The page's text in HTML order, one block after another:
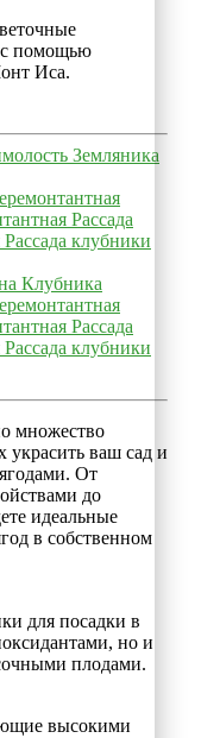
с помощью
Иса.
Земляника
Рассада
Рассада клубники
Клубника
Рассада
Рассада клубники
множество
украсить ваш сад и
От
до
идеальные
в собственном
для посадки в
но и
плодами.
высокими